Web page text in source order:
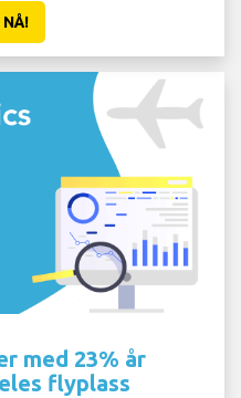
NÅ!
med 23% år
flyplass